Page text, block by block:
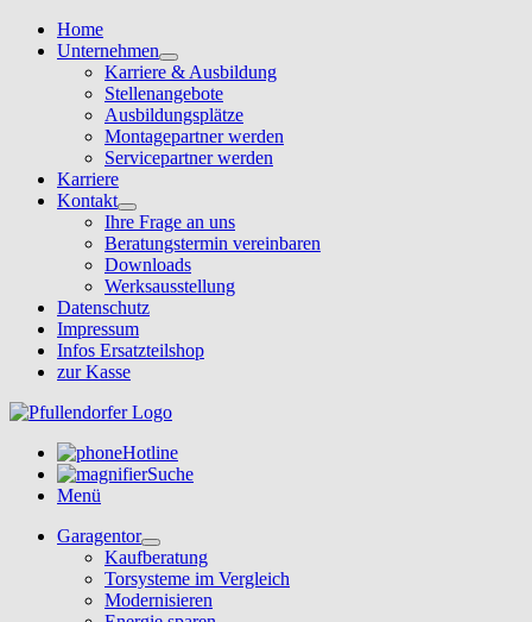
Home
Unternehmen
Karriere & Ausbildung
Stellenangebote
Ausbildungsplätze
Montagepartner werden
Servicepartner werden
Karriere
Kontakt
Ihre Frage an uns
Beratungstermin vereinbaren
Downloads
Werksausstellung
Datenschutz
Impressum
Infos Ersatzteilshop
zur Kasse
Hotline
Suche
Menü
Garagentor
Kaufberatung
Torsysteme im Vergleich
Modernisieren